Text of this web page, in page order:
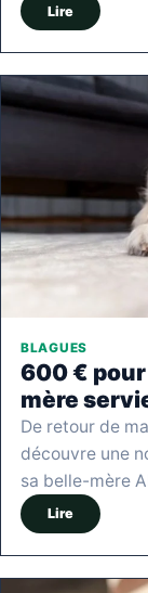
Lire
BLAGUES
600 € pour
mère
De retour de
découvre une
sa belle-mère
Lire